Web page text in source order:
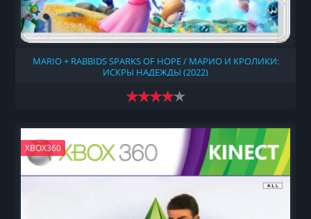
MARIO + RABBIDS SPARKS OF HOPE / МАРИО И КРОЛИКИ:
ИСКРЫ НАДЕЖДЫ (2022)
XBOX360